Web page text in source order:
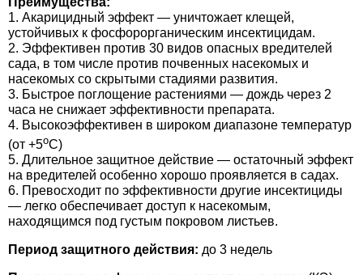
1. Акарицидный эффект — уничтожает клещей,
устойчивых к фосфорорганическим инсектицидам.
2. Эффективен против 30 видов опасных вредителей
сада, в том числе против почвенных насекомых и
насекомых со скрытыми стадиями развития.
3. Быстрое поглощение растениями — дождь через 2
часа не снижает эффективности препарата.
4. Высокоэффективен в широком диапазоне температур
(от +5oС)
5. Длительное защитное действие — остаточный эффект
на вредителей особенно хорошо проявляется в садах.
6. Превосходит по эффективности другие инсектициды
— легко обеспечивает доступ к насекомым,
находящимся под густым покровом листьев.
Период защитного действия: до 3 недель
Семена табака
Семена томатов
Семена газонной травы
Семена тыквы, патиссона
Семена укропа
Семена фасоли
Семена цветов
Средства защиты от моли
Средства защиты от капустницы
Средства защиты от кротов
Средства защиты от грызунов
Препараты для септиков, выгребных ям и
дачных туалетов, биодеструкторы